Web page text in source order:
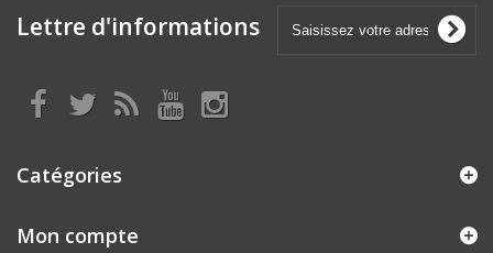
Lettre d'informations
Catégories
Mon compte